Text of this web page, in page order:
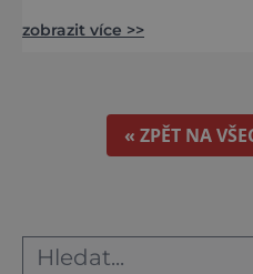
obyvatelé města
stavbou světa. Ovšem
toho jména je ta, která
Městečko Chartres se
zobrazit více >>
« ZPĚT NA